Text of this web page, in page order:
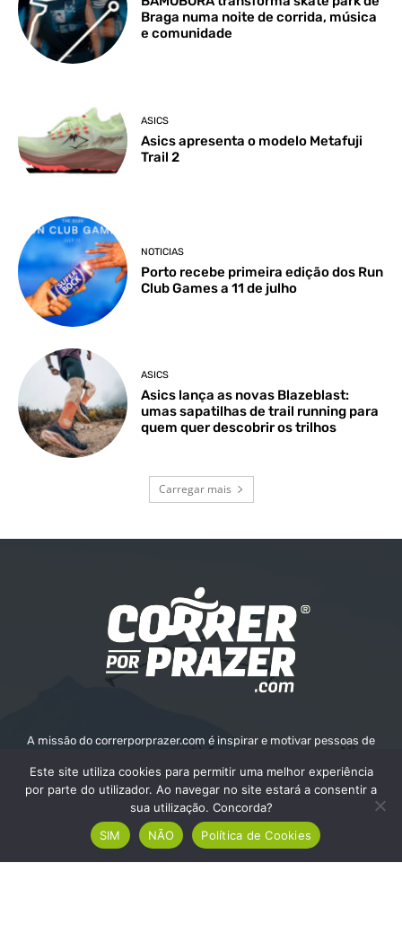
Braga numa noite de corrida, música
e comunidade
ASICS
Asics apresenta o modelo Metafuji
Trail 2
NOTICIAS
Porto recebe primeira edição dos Run
Club Games a 11 de julho
ASICS
Asics lança as novas Blazeblast:
umas sapatilhas de trail running para
quem quer descobrir os trilhos
Carregar mais
A missão do correrporprazer.com é inspirar e motivar pessoas de
da corrida. Queremos fornecer informações, recursos e apoio para
ajudar as pessoas a alcançarem os seus objetivos e o seu bem-
estar.
Contate-nos:info@correrporprazer.com
Este site utiliza cookies para permitir uma melhor experiência
por parte do utilizador. Ao navegar no site estará a consentir a
sua utilização. Concorda?
SIM
NÃO Política de Cookies